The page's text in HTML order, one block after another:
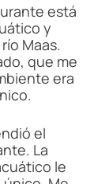
está
y
Maas.
que me
era
el
La
le